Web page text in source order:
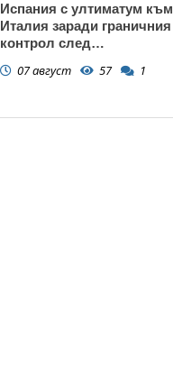
Испания с ултиматум към
Италия заради граничния
контрол след
07 август 57 1